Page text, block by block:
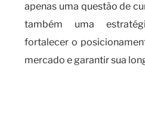
apenas uma questão de
também uma
fortalecer o
mercado e garantir sua